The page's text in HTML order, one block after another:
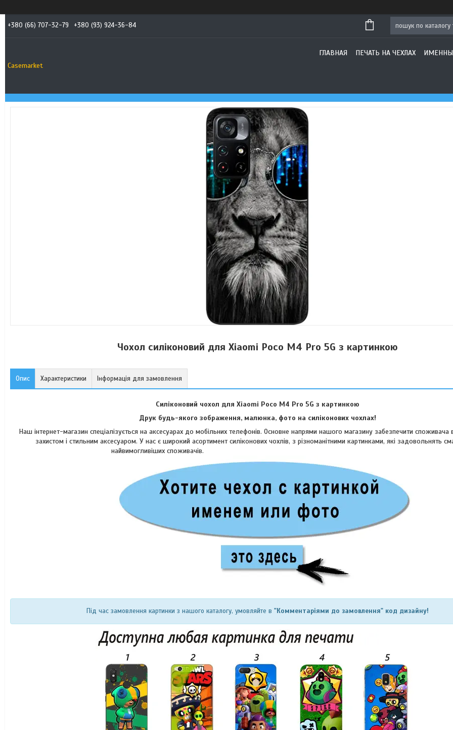
+380 (66) 707-32-79 +380 (93) 924-36-84
Casemarket
ГЛАВНАЯ ПЕЧАТЬ НА ЧЕХЛАХ
Чохол силіконовий для Xiaomi Poco M4 Pro 5G з картинкою
Опис Характеристики Інформація для замовлення
Силіконовий чохол для Xiaomi Poco M4 Pro 5G з картинкою
Друк будь-якого зображення, малюнка, фото на силіконових чохлах!
Наш інтернет-магазин спеціалізується на аксесуарах до мобільних телефонів. Основне напрями нашого магазину забезпечити споживача
захистом і стильним аксесуаром. У нас є широкий асортимент силіконових чохлів, з різноманітними картинками, які задовольнять
найвимогливіших споживачів.
Під час замовлення картинки з нашого каталогу, умовляйте в "Комментаріями до замовлення" код дизайну!